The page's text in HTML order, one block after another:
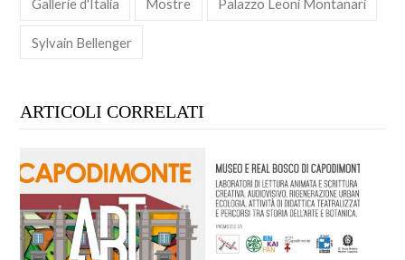
Gallerie d'Italia Mostre Palazzo Leoni Montanari
Sylvain Bellenger
ARTICOLI CORRELATI